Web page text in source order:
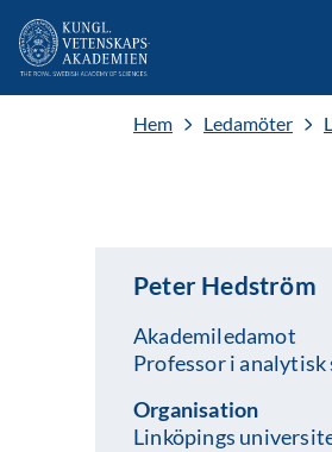
Hem Ledamöter
Peter Hedström
Akademiledamot
Professor i analytisk
Organisation
Linköpings